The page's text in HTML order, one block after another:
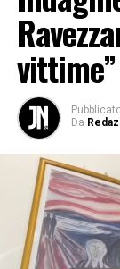
vittime”
Da